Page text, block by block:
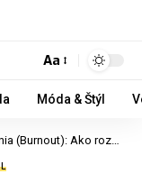
Aa
Móda & Štýl
prvé varovné signály a zachrániť si kariéru.